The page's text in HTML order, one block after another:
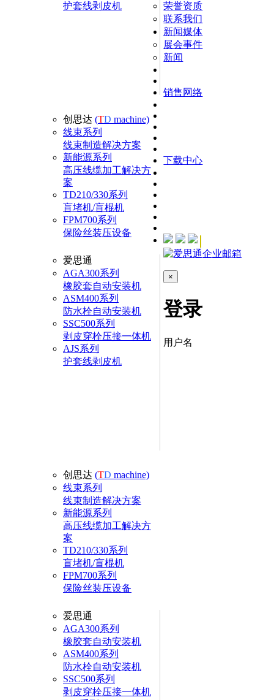
护套线剥皮机
创思达 (TD machine)
线束系列
线束制造解决方案
新能源系列
高压线缆加工解决方
案
TD210/330系列
盲堵机/盲棍机
FPM700系列
保险丝装压设备
爱思通
AGA300系列
橡胶套自动安装机
ASM400系列
防水栓自动安装机
SSC500系列
剥皮穿栓压接一体机
AJS系列
护套线剥皮机
创思达 (TD machine)
线束系列
线束制造解决方案
新能源系列
高压线缆加工解决方
案
TD210/330系列
盲堵机/盲棍机
FPM700系列
保险丝装压设备
爱思通
AGA300系列
橡胶套自动安装机
ASM400系列
防水栓自动安装机
SSC500系列
剥皮穿栓压接一体机
荣誉资质
联系我们
新闻媒体
展会事件
新闻
销售网络
下载中心
×
登录
用户名